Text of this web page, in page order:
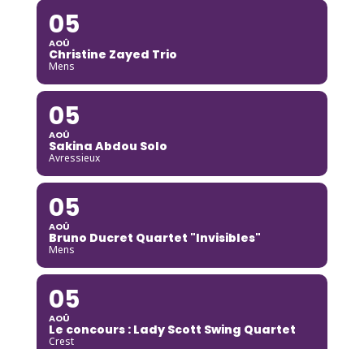
05
AOÛ
Christine Zayed Trio
Mens
05
AOÛ
Sakina Abdou Solo
Avressieux
05
AOÛ
Bruno Ducret Quartet "Invisibles"
Mens
05
AOÛ
Le concours : Lady Scott Swing Quartet
Crest